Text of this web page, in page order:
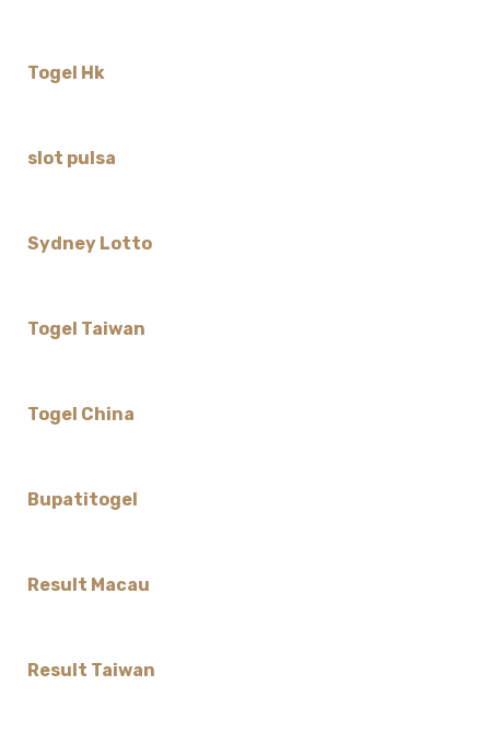
Togel Hk
slot pulsa
Sydney Lotto
Togel Taiwan
Togel China
Bupatitogel
Result Macau
Result Taiwan